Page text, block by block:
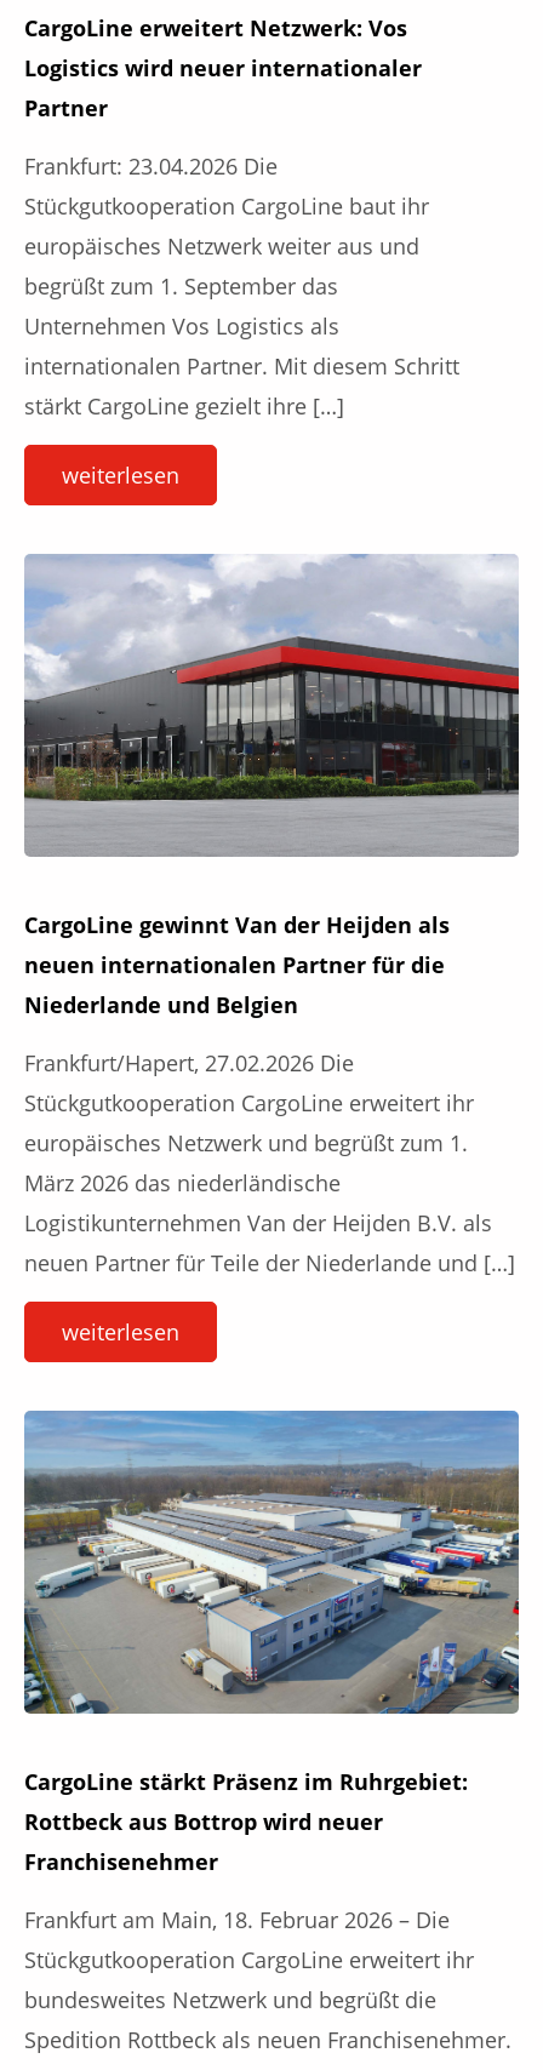
CargoLine erweitert Netzwerk: Vos
Logistics wird neuer internationaler
Partner
Frankfurt: 23.04.2026 Die
Stückgutkooperation CargoLine baut ihr
europäisches Netzwerk weiter aus und
begrüßt zum 1. September das
Unternehmen Vos Logistics als
internationalen Partner. Mit diesem Schritt
stärkt CargoLine gezielt ihre […]
weiterlesen
CargoLine gewinnt Van der Heijden als
neuen internationalen Partner für die
Niederlande und Belgien
Frankfurt/Hapert, 27.02.2026 Die
Stückgutkooperation CargoLine erweitert ihr
europäisches Netzwerk und begrüßt zum 1.
März 2026 das niederländische
Logistikunternehmen Van der Heijden B.V. als
neuen Partner für Teile der Niederlande und […]
weiterlesen
CargoLine stärkt Präsenz im Ruhrgebiet:
Rottbeck aus Bottrop wird neuer
Franchisenehmer
Frankfurt am Main, 18. Februar 2026 – Die
Stückgutkooperation CargoLine erweitert ihr
bundesweites Netzwerk und begrüßt die
Spedition Rottbeck als neuen Franchisenehmer.